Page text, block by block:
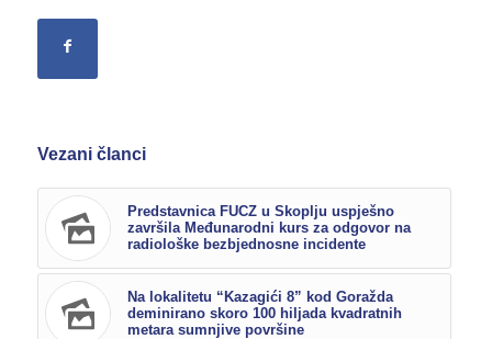
Vezani članci
Predstavnica FUCZ u Skoplju uspješno
završila Međunarodni kurs za odgovor na
radiološke bezbjednosne incidente
Na lokalitetu “Kazagići 8” kod Goražda
deminirano skoro 100 hiljada kvadratnih
metara sumnjive površine